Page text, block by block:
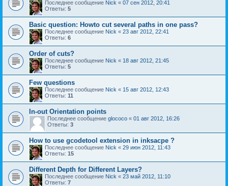
Последнее сообщение Nick « 07 сен 2012, 20:41
Ответы: 5
Basic question: Howto cut several paths in one pass?
Последнее сообщение Nick « 23 авг 2012, 22:41
Ответы: 6
Order of cuts?
Последнее сообщение Nick « 18 авг 2012, 21:45
Ответы: 5
Few questions
Последнее сообщение Nick « 15 авг 2012, 12:43
Ответы: 11
In-out Orientation points
Последнее сообщение glococo « 01 авг 2012, 16:26
Ответы: 3
How to use gcodetool extension in inksacpe ?
Последнее сообщение Nick « 29 июн 2012, 11:43
Ответы: 15
Different Depth for Different Layers?
Последнее сообщение Nick « 23 май 2012, 11:10
Ответы: 7